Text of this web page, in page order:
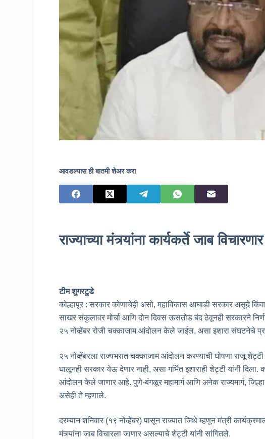
आवडल्यास ही बातमी शेअर करा
राज्याच्या मंत्र्यांना कार्यकर्ते जाब विचारणार
टीम शुगरटुडे
कोल्हापूर : सरकार कोणाचेही असो, महाविकास आघाडी सरकार असूदे
साखर संकुलावर मोर्चा आणि दोन दिवस ऊसतोड बंद ठेवूनही सरकारने
२५ नोव्हेंबर रोजी चक्काजाम आंदोलन केले जाईल, असा इशारा संघटनेचे
२५ नोव्हेंबरला राज्यभरात चक्काजाम आंदोलन करण्याची घोषणा राजू
घालूनही सरकार येऊ देणार नाही, असा गर्भित इशाराही शेट्टी यांनी दिला.
आंदोलन केले जाणार आहे. पुणे-बंगळूर महामार्ग आणि अनेक राज्यमार्ग,
असेही ते म्हणाले.
दरम्यान शनिवार (१९ नोव्हेंबर) पासून राज्यात जिथे म्हणून मंत्री
मंत्र्यांना जाब विचारला जाणार असल्याचे शेट्टी यांनी सांगितले.